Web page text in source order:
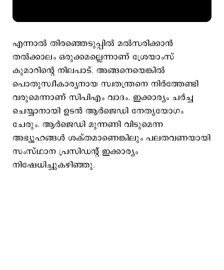
എന്നാല്‍ തിരഞ്ഞെടുപ്പില്‍ മല്‍സരിക്കാന്‍
തല്‍ക്കാലം ഒരുക്കമല്ലെന്നാണ് ശ്രേയാംസ്
കുമാറിന്‍റെ നിലപാട്. അങ്ങനെയെങ്കില്‍
പൊതുസ്വീകാര്യനായ സ്വതന്ത്രനെ നിര്‍ത്തേണ്ടി
വരുമെന്നാണ് സിപിഎം വാദം. ഇക്കാര്യം ചര്‍ച്ച
ചെയ്യാനായി ഉടന്‍ ആര്‍ജെഡി നേതൃയോഗം
ചേരും. ആര്‍ജെഡി മുന്നണി വിടുമെന്ന
അഭ്യൂഹങ്ങള്‍ ശക്തമാണെങ്കിലും പലതവണയായി
സംസ്ഥാന പ്രസിഡന്‍റ് ഇക്കാര്യം
നിഷേധിച്ചുകഴിഞ്ഞു.